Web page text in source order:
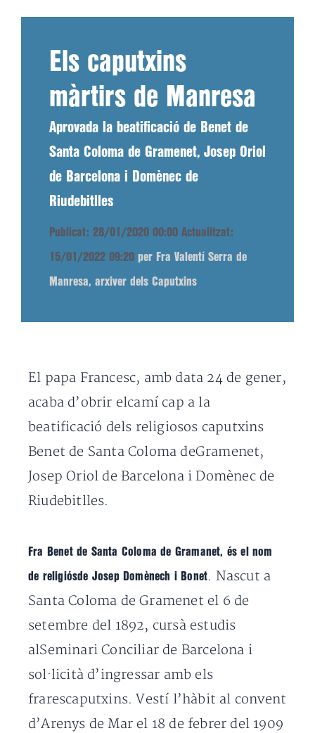
Els caputxins
màrtirs de Manresa
Aprovada la beatificació de Benet de
Santa Coloma de Gramenet, Josep Oriol
de Barcelona i Domènec de
Riudebitlles
Publicat: 28/01/2020 00:00 Actualitzat:
15/01/2022 09:20 per Fra Valentí Serra de
Manresa, arxiver dels Caputxins
El papa Francesc, amb data 24 de gener,
acaba d’obrir elcamí cap a la
beatificació dels religiosos caputxins
Benet de Santa Coloma deGramenet,
Josep Oriol de Barcelona i Domènec de
Riudebitlles.
Fra Benet de Santa Coloma de Gramanet, és el nom
de religiósde Josep Domènech i Bonet. Nascut a
Santa Coloma de Gramenet el 6 de
setembre del 1892, cursà estudis
alSeminari Conciliar de Barcelona i
sol·licità d’ingressar amb els
frarescaputxins. Vestí l’hàbit al convent
d’Arenys de Mar el 18 de febrer del 1909